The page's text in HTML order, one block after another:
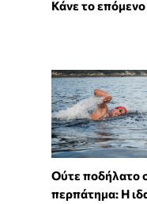
Κάνε το
Ούτε ποδήλατο
περπάτημα: Η